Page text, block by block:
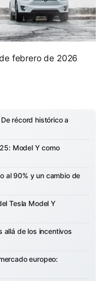
febrero de 2026
récord histórico a
Model Y como
al 90% y un cambio de
Tesla Model Y
allá de los incentivos
europeo: